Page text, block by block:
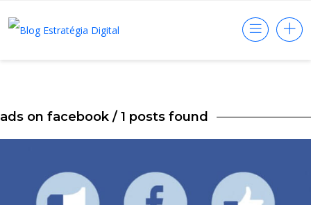
ads on facebook / 1 posts found